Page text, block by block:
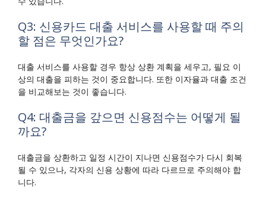
Q3: 신용카드 대출 서비스를 사용할 때 주의
할 점은 무엇인가요?
대출 서비스를 사용할 경우 항상 상환 계획을 세우고, 필요 이
상의 대출을 피하는 것이 중요합니다. 또한 이자율과 대출 조건
을 비교해보는 것이 좋습니다.
Q4: 대출금을 갚으면 신용점수는 어떻게 될
까요?
대출금을 상환하고 일정 시간이 지나면 신용점수가 다시 회복
될 수 있으나, 각자의 신용 상황에 따라 다르므로 주의해야 합
니다.